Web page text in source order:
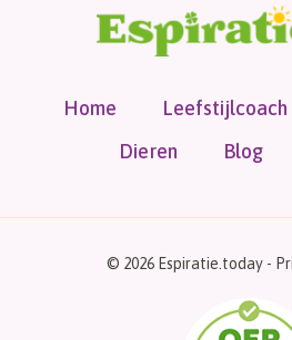
Home Leefstijlcoach
Dieren
Blog
© 2026 Espiratie.today -